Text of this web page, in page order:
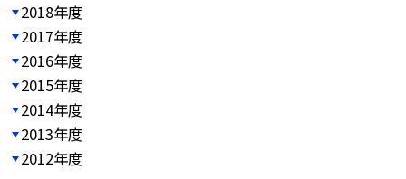
2018年度
2017年度
2016年度
2015年度
2014年度
2013年度
2012年度